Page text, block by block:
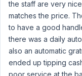
the staff are very
matches the price.
to have a good
there was a daily
also an automatic
ended up tipping
poor service at the